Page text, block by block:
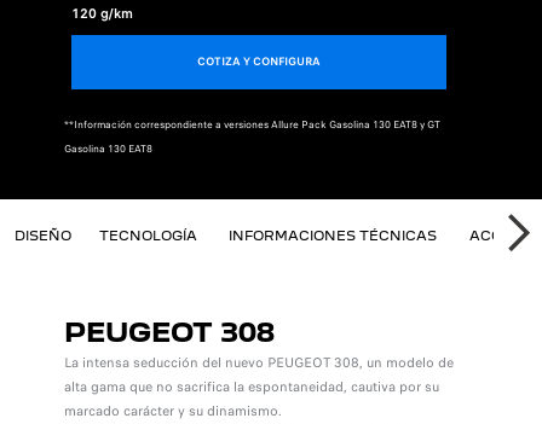
120 g/km
COTIZA Y CONFIGURA
**Información correspondiente a versiones Allure Pack Gasolina 130 EAT8 y GT
Gasolina 130 EAT8
308
DISEÑO TECNOLOGÍA INFORMACIONES TÉCNICAS
PEUGEOT 308
La intensa seducción del nuevo PEUGEOT 308, un modelo de
alta gama que no sacrifica la espontaneidad, cautiva por su
marcado carácter y su dinamismo.